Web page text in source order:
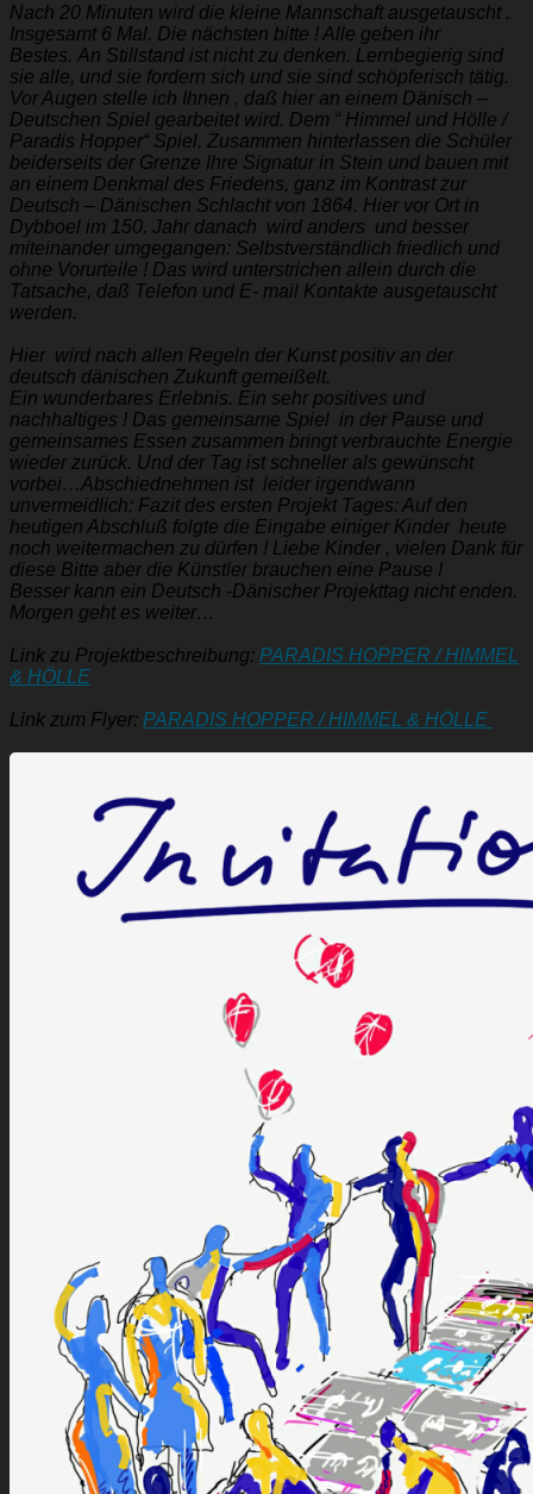
Nach 20 Minuten wird die kleine Mannschaft ausgetauscht .
Insgesamt 6 Mal. Die nächsten bitte ! Alle geben ihr
Bestes. An Stillstand ist nicht zu denken. Lernbegierig sind
sie alle, und sie fordern sich und sie sind schöpferisch tätig.
Vor Augen stelle ich Ihnen , daß hier an einem Dänisch –
Deutschen Spiel gearbeitet wird. Dem “ Himmel und Hölle /
Paradis Hopper“ Spiel. Zusammen hinterlassen die Schüler
beiderseits der Grenze Ihre Signatur in Stein und bauen mit
an einem Denkmal des Friedens, ganz im Kontrast zur
Deutsch – Dänischen Schlacht von 1864. Hier vor Ort in
Dybboel im 150. Jahr danach wird anders und besser
miteinander umgegangen: Selbstverständlich friedlich und
ohne Vorurteile ! Das wird unterstrichen allein durch die
Tatsache, daß Telefon und E- mail Kontakte ausgetauscht
werden.
Hier wird nach allen Regeln der Kunst positiv an der
deutsch dänischen Zukunft gemeißelt.
Ein wunderbares Erlebnis. Ein sehr positives und
nachhaltiges ! Das gemeinsame Spiel in der Pause und
gemeinsames Essen zusammen bringt verbrauchte Energie
wieder zurück. Und der Tag ist schneller als gewünscht
vorbei…Abschiednehmen ist leider irgendwann
unvermeidlich: Fazit des ersten Projekt Tages: Auf den
heutigen Abschluß folgte die Eingabe einiger Kinder heute
noch weitermachen zu dürfen ! Liebe Kinder , vielen Dank für
diese Bitte aber die Künstler brauchen eine Pause !
Besser kann ein Deutsch -Dänischer Projekttag nicht enden.
Morgen geht es weiter…
Link zu Projektbeschreibung: PARADIS HOPPER / HIMMEL
& HÖLLE
Link zum Flyer: PARADIS HOPPER / HIMMEL & HÖLLE